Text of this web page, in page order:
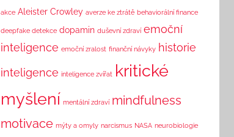
akce Aleister Crowley averze ke ztrátě behaviorální finance
deepfake detekce dopamin duševní zdraví emoční
inteligence emoční zralost finanční návyky historie
inteligence inteligence zvířat kritické
myšlení mentální zdraví mindfulness
motivace mýty a omyly narcismus NASA neurobiologie